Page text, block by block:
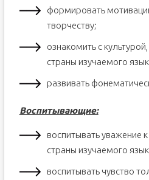
формировать
творчеству;
ознакомить с
страны изучаемого
развивать
Воспитывающие:
воспитывать уважение
страны изучаемого
воспитывать чувство